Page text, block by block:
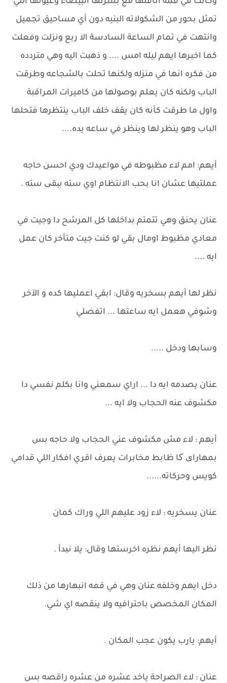
تمثل بحور من الشكولاته البنيه دون أي مساحيق تجميل
وانتهت في تمام الساعة السادسة الا ربع ونزلت وفعلت
كما اخبرها ايهم ليله امس .... و ذهبت اليه وهي متردده
من فكره انها في منزله ولكنها تحلت بالشجاعه وطرقت
الباب ولكنه كان يعلم بوصولها من كاميرات المراقبة
واول ما طرقت كأنه كان يقف خلف الباب ينتظرها فتحلها
الباب وهو ينظر لها وينظر في ساعه يده....
أيهم: امم لاء مظبوطه في مواعيدك ودي احسن حاجه
عملتيها عشان انا بحب الانتظام اوي سته بیقی سته .
عنان يحنق وهي تتمتم بداخلها كل المرشح دا وجيت في
معادي مظبوط اومال بقي لو كنت جيت متأخر كان عمل
ايه ....
نظر لها أيهم بسخريه وقال: ابقي اعمليها كده و الآخر
وشوفي هعمل ايه ساعتها ... اتفضلي
وسابها ودخل .....
عنان يصدمه ايه دا ... اراي سمعني وانا بكلم نفسي دا
مكشوف عنه الحجاب ولا ايه ...
أيهم : لاء مش مكشوف عني الحجاب ولا حاجه بس
بمهارای کا ظابط مخابرات يعرف اقري افكار اللي قدامي
كويس وحركاته......
عنان يسخريه : لاء زود عليهم اللي وراك كمان
نظر اليها أيهم نظره اخرستها وقال: يلا نبدأ .
دخل ايهم وخلفه عنان وهي في قمه انبهارها من ذلك
المكان المخصص باحترافيه ولا ينقصه اي شي.
أيهم: يارب يكون عجب المكان .
عنان : لاء الصراحة ياخد عشره من عشره راقصه بس